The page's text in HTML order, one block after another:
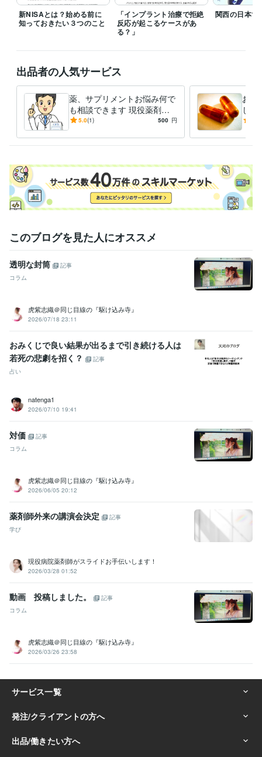
新NISAとは？始める前に
知っておきたい３つのこと
「インプラント治療で拒絶
反応が起こるケースがあ
る？」
関西の日本
出品者の人気サービス
薬、サプリメントお悩み何で
も相談できます 現役薬剤師
が薬に関するご相談にお答え
5.0(1) 500 円
お薬
し
寧な
このブログを見た人にオススメ
透明な封筒
記事
コラム
虎紫志織＠同じ目線の『駆け込み寺』
2026/07/18 23:11
おみくじで良い結果が出るまで引き続ける人は
若死の悲劇を招く？
記事
占い
natenga1
2026/07/10 19:41
対価
記事
コラム
虎紫志織＠同じ目線の『駆け込み寺』
2026/06/05 20:12
薬剤師外来の講演会決定
記事
学び
現役病院薬剤師がスライドお手伝いします！
2026/03/28 01:52
動画 投稿しました。
記事
コラム
虎紫志織＠同じ目線の『駆け込み寺』
2026/03/26 23:58